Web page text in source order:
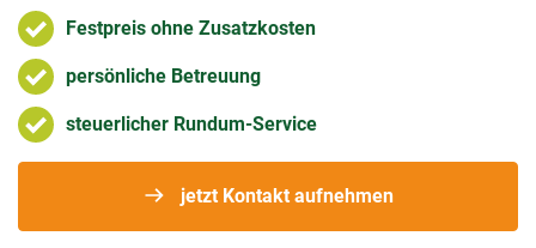
Festpreis ohne Zusatzkosten
persönliche Betreuung
steuerlicher Rundum-Service
jetzt Kontakt aufnehmen